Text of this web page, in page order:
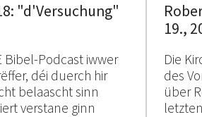
"d'Versuchung"
Bibel-Podcast iwwer
déi duerch hir
belaascht sinn
verstane ginn
19.,
Die
des
über